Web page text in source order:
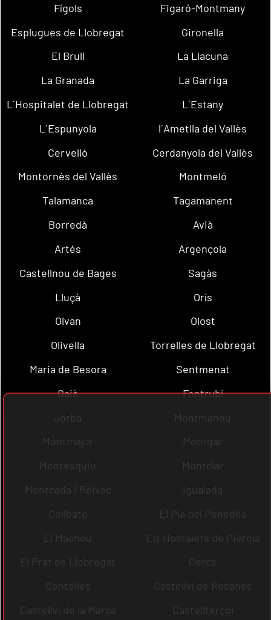
Fígols
Figaró-Montmany
Esplugues de Llobregat
Gironella
El Brull
La Llacuna
La Granada
La Garriga
L´Hospitalet de Llobregat
L´Estany
L´Espunyola
l´Ametlla del Vallès
Cervelló
Cerdanyola del Vallès
Montornès del Vallès
Montmeló
Talamanca
Tagamanent
Borredà
Avià
Artés
Argençola
Castellnou de Bages
Sagàs
Lluçà
Orís
Olvan
Olost
Olivella
Torrelles de Llobregat
Maria de Besora
Sentmenat
Gaià
Fontrubí
Jorba
Montmaneu
Montmajor
Montgat
Montesquiu
Montclar
Montcada i Reixac
Igualada
Collbató
El Pla del Penedès
El Masnou
Els Hostalets de Pierola
El Prat de Llobregat
Cercs
Centelles
Castellví de Rosanes
Castellví de la Marca
Castellterçol